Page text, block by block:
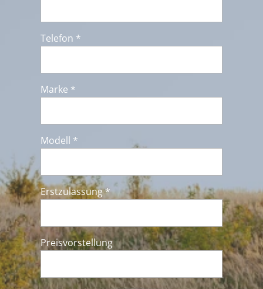
Telefon *
Marke *
Modell *
Erstzulassung *
Preisvorstellung